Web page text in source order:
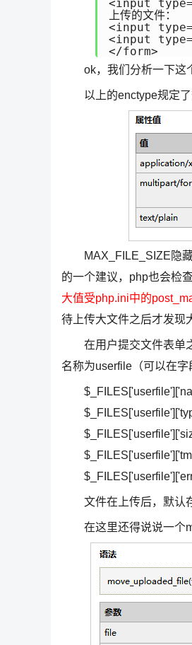
<input
上传的文件：
<input
<input
</form>
ok，我们分析一下这个
以上的enctype规定了
MAX_FILE_SIZE隐藏
的一个建议，php也会检
大值受php.ini中的
待上传大文件之后才发现
在用户提交文件表单之
名称为userfile（可以在字
文件在上传后，默认存
在这里还得说说一个